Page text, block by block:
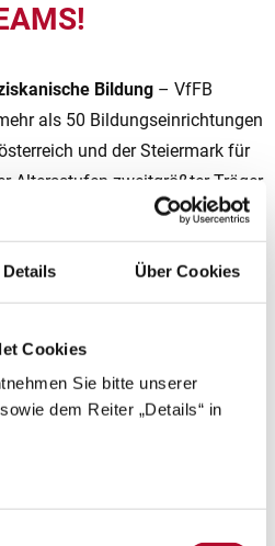
Details Über Cookies
Cookies
Sie bitte unserer
dem Reiter „Details“ in
Bildung – VfFB
als 50 Bildungseinrichtungen
und der Steiermark für
Altersstufen zweitgrößter Träger
in Österreich.
Elementarpädagog*innen und
werde Teil unseres Teams